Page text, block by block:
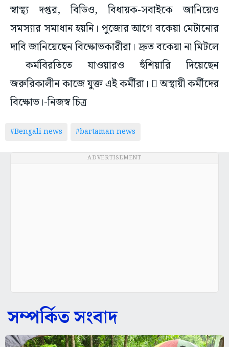
স্বাস্থ্য দপ্তর, বিডিও, বিধায়ক-সবাইকে জানিয়েও
সমস্যার সমাধান হয়নি। পুজোর আগে বকেয়া মেটানোর
দাবি জানিয়েছেন বিক্ষোভকারীরা। দ্রুত বকেয়া না মিটলে
কর্মবিরতিতে যাওয়ারও হুঁশিয়ারি দিয়েছেন
জরুরিকালীন কাজে যুক্ত এই কর্মীরা।  অস্থায়ী কর্মীদের
বিক্ষোভ।-নিজস্ব চিত্র
#Bengali news #bartaman news
ADVERTISEMENT
সম্পর্কিত সংবাদ